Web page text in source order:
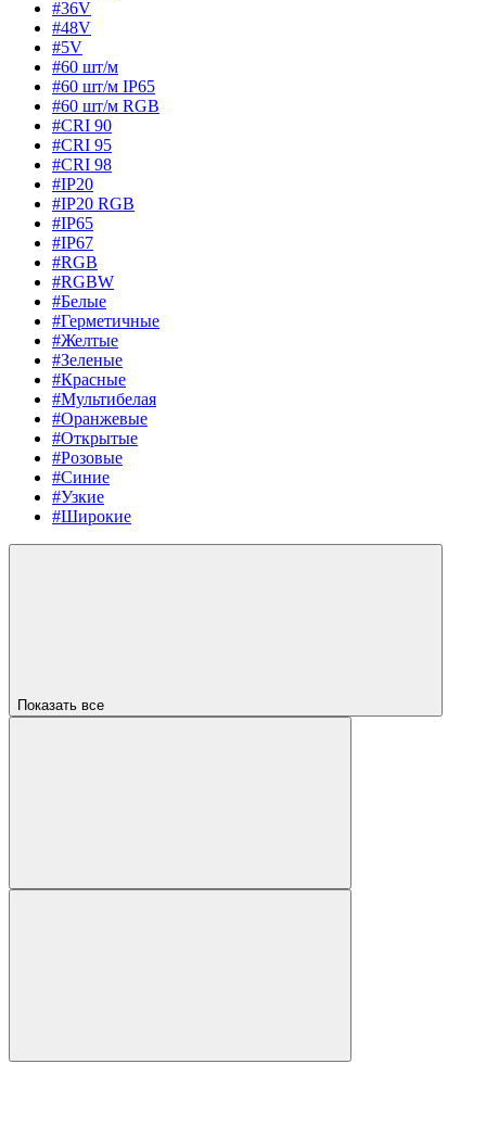
#36V
#48V
#5V
#60 шт/м
#60 шт/м IP65
#60 шт/м RGB
#CRI 90
#CRI 95
#CRI 98
#IP20
#IP20 RGB
#IP65
#IP67
#RGB
#RGBW
#Белые
#Герметичные
#Желтые
#Зеленые
#Красные
#Мультибелая
#Оранжевые
#Открытые
#Розовые
#Синие
#Узкие
#Широкие
Показать все